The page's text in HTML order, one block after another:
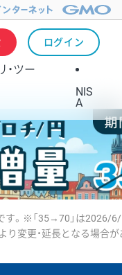
ログイン
・ツー
NIS
A
。※「35→70」は2026/6/
変更・延長となる場合が